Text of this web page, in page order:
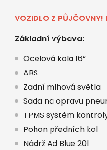
VOZIDLO Z PŮJČOVNY!
Základní výbava:
Ocelová kola 16“
ABS
Zadní mlhová světla
Sada na opravu
TPMS systém
Pohon předních kol
Nádrž Ad Blue 20l